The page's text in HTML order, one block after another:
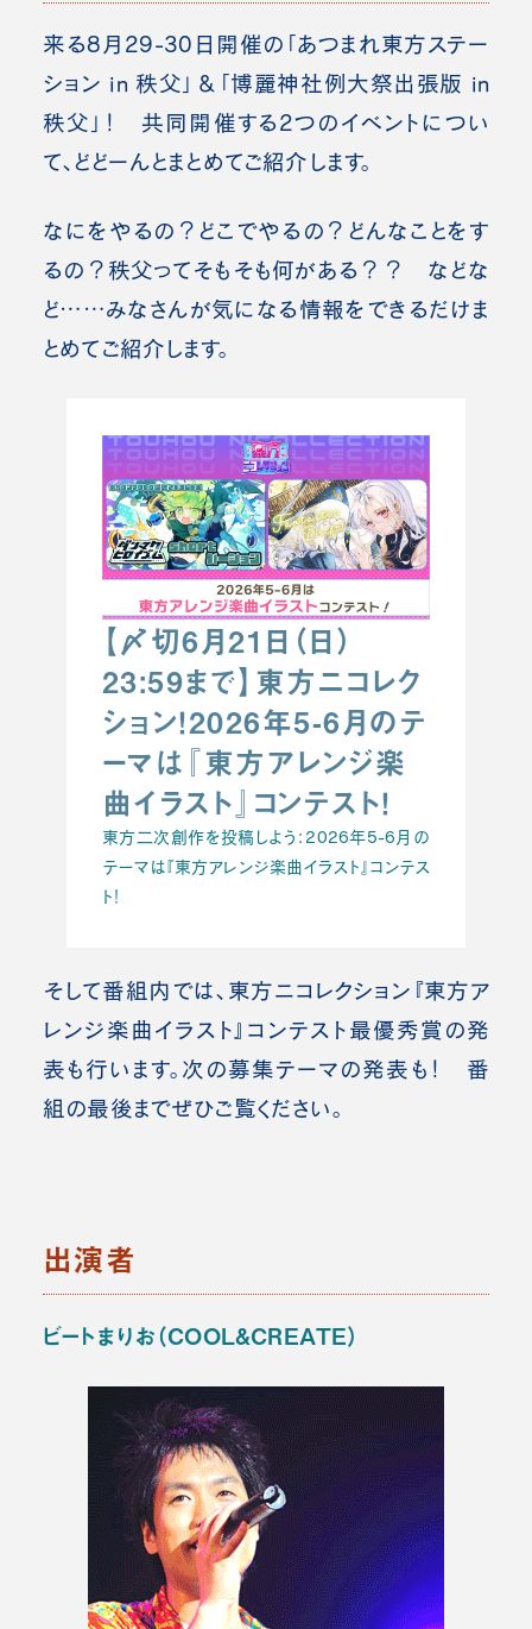
来る8月29-30日開催の「あつまれ東方ステー
ション in 秩父」＆「博麗神社例大祭出張版 in
秩父」！ 共同開催する2つのイベントについ
て、どどーんとまとめてご紹介します。
なにをやるの？どこでやるの？どんなことをす
るの？秩父ってそもそも何がある？？ などな
ど……みなさんが気になる情報をできるだけま
とめてご紹介します。
【〆切6月21日（日）
23:59まで】東方ニコレク
ション！2026年5-6月のテ
ーマは『東方アレンジ楽
曲イラスト』コンテスト！
東方二次創作を投稿しよう：2026年5-6月の
テーマは『東方アレンジ楽曲イラスト』コンテス
ト！
そして番組内では、東方ニコレクション『東方ア
レンジ楽曲イラスト』コンテスト最優秀賞の発
表も行います。次の募集テーマの発表も！ 番
組の最後までぜひご覧ください。
出演者
ビートまりお（COOL&CREATE）